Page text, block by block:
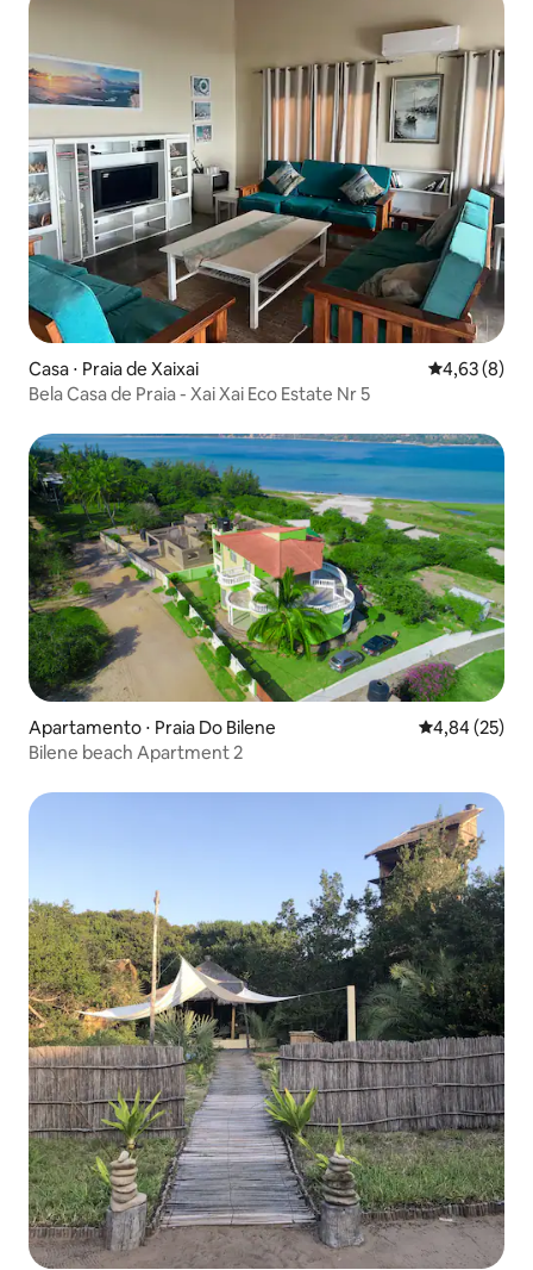
Casa ⋅ Praia de Xaixai 4,63 de uma
4,63 (8)
Bela Casa de Praia - Xai Xai Eco Estate Nr 5
Apartamento ⋅ Praia Do Bilene 4,84 de uma
4,84 (25)
Bilene beach Apartment 2